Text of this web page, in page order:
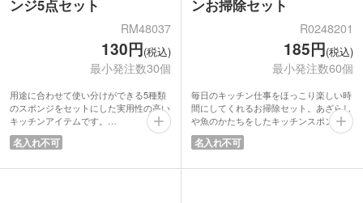
ンジ5点セット
RM48037
130円(税込)
最小発注数30個
用途に合わせて使い分けができる5種類
のスポンジをセットにした実用性の高い
キッチンアイテムです。
パンやコーヒーカップをモチーフにした
ダイカットソフトスポンジをはじめ、ネ
ミメッシュスポンジを揃え、食器や調理
名入れ不可
ンお掃除セット
R0248201
185円(税込)
最小発注数60個
毎日のキッチン仕事をほっこり楽しい時
間にしてくれるお掃除セット。あざらし
や魚のかたちをしたキッチンスポンジ、
メラミンスポンジ、キッチンダスターが
セットになっています。かわいらしいデ
けでも癒しのアクセントに。
名入れ不可